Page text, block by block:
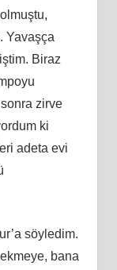
Yavaşça
Biraz
zirve
ki
adeta evi
söyledim.
bana